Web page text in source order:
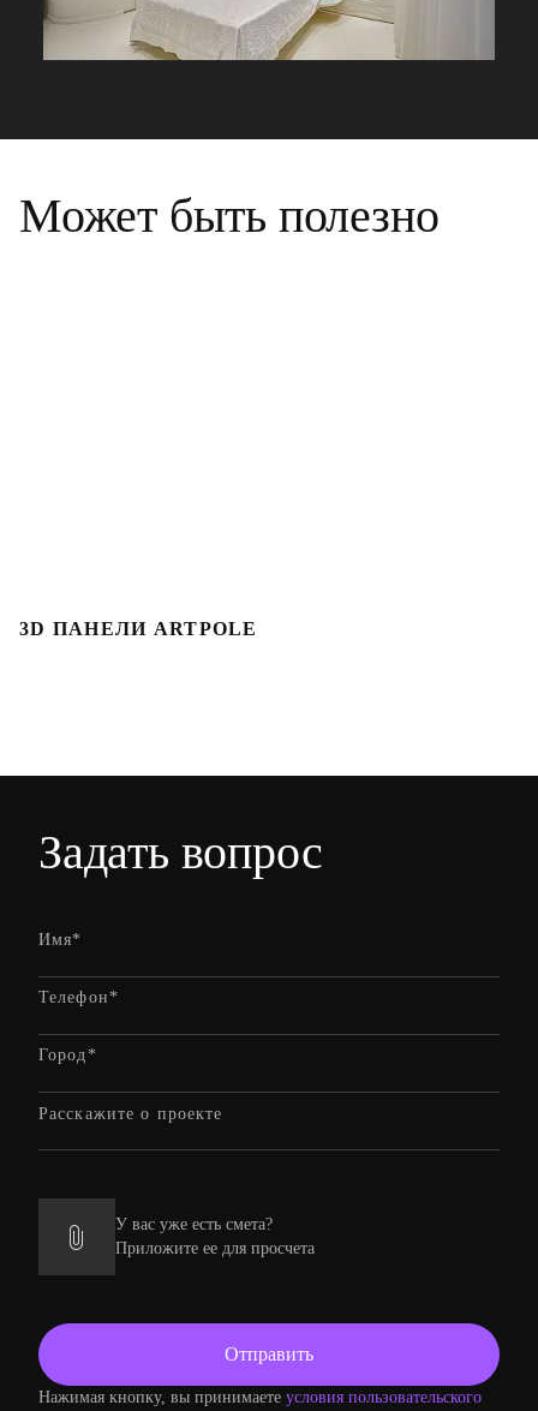
Может быть полезно
3D ПАНЕЛИ ARTPOLE
Задать вопрос
У вас уже есть смета?
Приложите ее для просчета
Нажимая кнопку, вы принимаете условия пользовательского